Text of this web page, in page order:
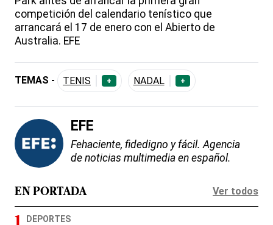
competición del calendario tenístico que
arrancará el 17 de enero con el Abierto de
Australia. EFE
TEMAS - TENIS + NADAL +
EFE
Fehaciente, fidedigno y fácil. Agencia
de noticias multimedia en español.
EN PORTADA Ver todos
DEPORTES